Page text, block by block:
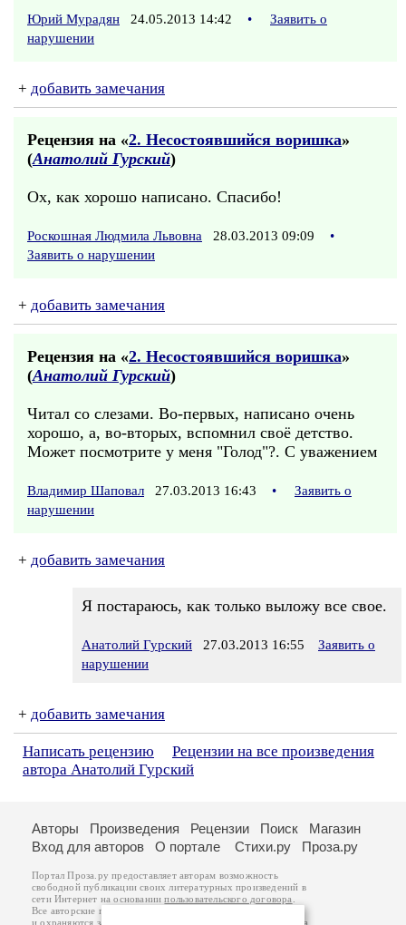
Юрий Мурадян 24.05.2013 14:42 •
Заявить о
нарушении
+ добавить замечания
Рецензия на «2. Несостоявшийся воришка»
(Анатолий Гурский)
Ох, как хорошо написано. Спасибо!
Роскошная Людмила Львовна 28.03.2013 09:09
•
Заявить о нарушении
+ добавить замечания
Рецензия на «2. Несостоявшийся воришка»
(Анатолий Гурский)
Читал со слезами. Во-первых, написано очень
хорошо, а, во-вторых, вспомнил своё детство.
Может посмотрите у меня "Голод"?. С уважением
Владимир Шаповал 27.03.2013 16:43 •
Заявить о
нарушении
+ добавить замечания
Я постараюсь, как только выложу все свое.
Анатолий Гурский 27.03.2013 16:55
Заявить о
нарушении
+ добавить замечания
Написать рецензию
Рецензии на все произведения
автора Анатолий Гурский
Авторы Произведения Рецензии Поиск
Магазин
Вход для авторов
О портале Стихи.ру Проза.ру
Портал Проза.ру предоставляет авторам возможность
свободной публикации своих литературных произведений в
сети Интернет на основаниипользовательского договора
Все авторские права на произведения принадлежат авторам
и охраняются законом . Перепечатка произведений возможна